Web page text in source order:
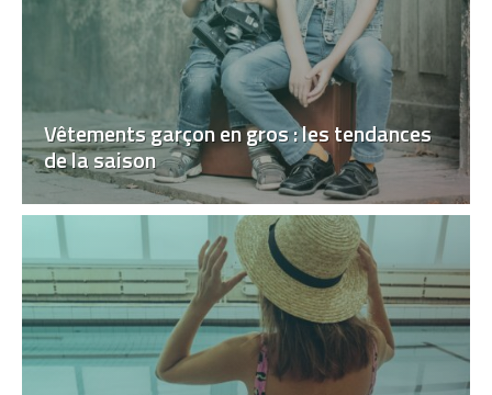
Vêtements garçon en gros : les tendances
de la saison